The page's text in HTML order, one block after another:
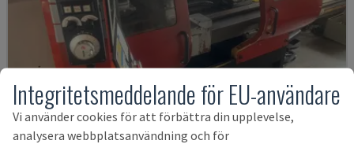
Integritetsmeddelande för EU-användare
Vi använder cookies för att förbättra din upplevelse,
analysera webbplatsanvändning och för